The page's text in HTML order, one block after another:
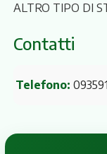
ALTRO TIPO DI
Contatti
Telefono: